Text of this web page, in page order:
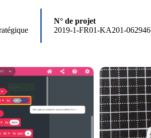
N° de projet
2019-1-FR01-KA201-062946